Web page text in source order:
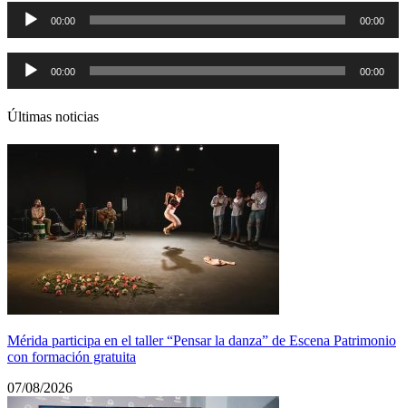
Reproductor
audio
00:00 00:00
Reproductor
audio
00:00 00:00
Últimas noticias
Mérida participa en el taller “Pensar la danza” de Escena Patrimonio
con formación gratuita
07/08/2026